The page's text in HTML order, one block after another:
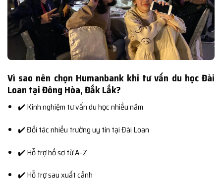
Vì sao nên chọn Humanbank khi tư vấn du học Đài
Loan tại Đông Hòa, Đắk Lắk?
✔️ Kinh nghiệm tư vấn du học nhiều năm
✔️ Đối tác nhiều trường uy tín tại Đài Loan
✔️ Hỗ trợ hồ sơ từ A–Z
✔️ Hỗ trợ sau xuất cảnh